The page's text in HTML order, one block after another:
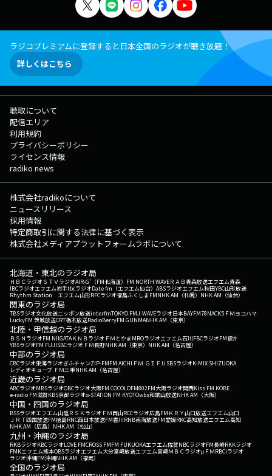
ラジコプレミアムに登録すると日本全国のラジオが聴き放題！
詳しくはこちら
聴取について
配信エリア
利用規約
プライバシーポリシー
ライセンス情報
radiko news
株式会社radikoについて
ニュースリリース
採用情報
特定商取引に関する法律に基づく表示
株式会社メディアプラットフォームラボについて
北海道・東北のラジオ局
ＨＢＣラジオＳＴＶラジオAIR-G'（FM北海道） FM NORTH WAVEＲＡＢ青森放送エフエム青森
IBCラジオエフエム岩手tbcラジオDate fm（エフエム仙台） ABSラジオエフエム秋田YBC山形放送
Rhythm Station エフエム山形RFCラジオ福島ふくしまFMNHK AM（札幌） NHK AM（仙台）
関東のラジオ局
TBSラジオ文化放送ニッポン放送interfmTOKYO FMJ-WAVEラジオ日本BAYFM78NACK5 ＦＭヨコハマ
LuckyFM 茨城放送CRT栃木放送RadioBerryFM GUNMANHK AM（東京）
北陸・甲信越のラジオ局
ＢＳＮラジオFM NIIGATAＫＮＢラジオ ＦＭとやまMROラジオエフエム石川FBCラジオFM福井
YBSラジオFM FUJISBCラジオ ＦＭ長野NHK AM（東京） NHK AM（名古屋）
中部のラジオ局
CBCラジオ東海ラジオぎふチャンZIP-FMFM AICHI ＦＭ ＧＩＦＵ SBSラジオK-MIX SHIZUOKA
レディオキューブ ＦＭ三重NHK AM（名古屋）
近畿のラジオ局
ABCラジオMBSラジオOBCラジオ大阪FM COCOLOFM802FM大阪ラジオ関西Kiss FM KOBE
e-radio FM滋賀KBS京都ラジオα-STATION FM KYOTOwbs和歌山放送NHK AM（大阪）
中国・四国のラジオ局
BSSラジオエフエム山陰ＲＳＫラジオ ＦＭ岡山RCCラジオ広島FM ＫＲＹ山口放送エフエム山口
ＪＲＴ四国放送FM徳島RNC西日本放送FM香川RNB南海放送FM愛媛RKC高知放送エフエム高知
NHK AM（広島） NHK AM（松山）
九州・沖縄のラジオ局
RKBラジオKBCラジオLOVE FMCROSS FMFM FUKUOKAエフエム佐賀NBCラジオFM長崎RKKラジオ
FMKエフエム熊本OBSラジオエフエム大分宮崎放送エフエム宮崎ＭＢＣラジオμＦＭRBCiラジオ
ラジオ沖縄FM沖縄NHK AM（福岡）
全国のラジオ局